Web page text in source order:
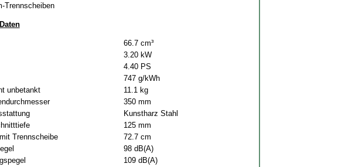
Trennscheiben
66.7 cm³
3.20 kW
4.40 PS
747 g/kWh
unbetankt
11.1 kg
350 mm
Kunstharz Stahl
125 mm
Trennscheibe
72.7 cm
98 dB(A)
109 dB(A)